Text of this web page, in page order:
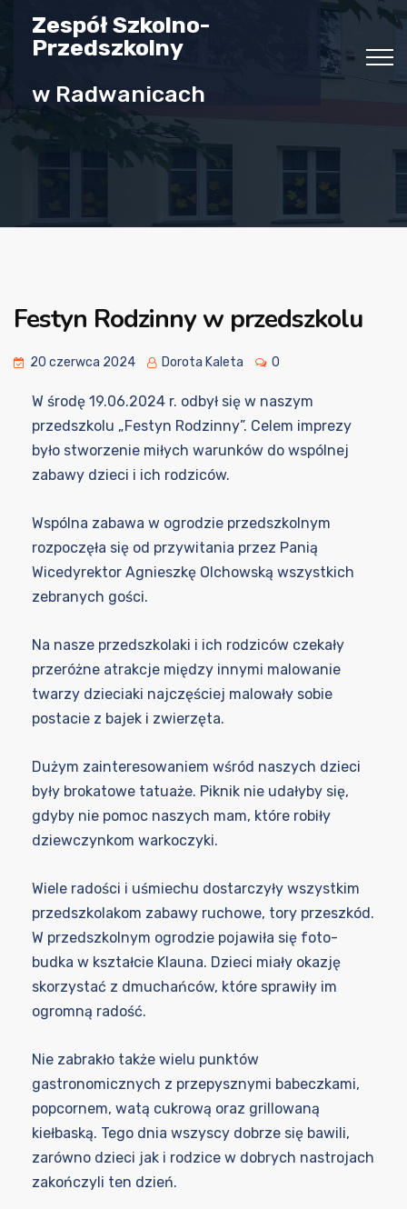
Zespół Szkolno-
Przedszkolny
w Radwanicach
Festyn Rodzinny w przedszkolu
20 czerwca 2024 Dorota Kaleta 0
W środę 19.06.2024 r. odbył się w naszym
przedszkolu „Festyn Rodzinny”. Celem imprezy
było stworzenie miłych warunków do wspólnej
zabawy dzieci i ich rodziców.
Wspólna zabawa w ogrodzie przedszkolnym
rozpoczęła się od przywitania przez Panią
Wicedyrektor Agnieszkę Olchowską wszystkich
zebranych gości.
Na nasze przedszkolaki i ich rodziców czekały
przeróżne atrakcje między innymi malowanie
twarzy dzieciaki najczęściej malowały sobie
postacie z bajek i zwierzęta.
Dużym zainteresowaniem wśród naszych dzieci
były brokatowe tatuaże. Piknik nie udałyby się,
gdyby nie pomoc naszych mam, które robiły
dziewczynkom warkoczyki.
Wiele radości i uśmiechu dostarczyły wszystkim
przedszkolakom zabawy ruchowe, tory przeszkód.
W przedszkolnym ogrodzie pojawiła się foto-
budka w kształcie Klauna. Dzieci miały okazję
skorzystać z dmuchańców, które sprawiły im
ogromną radość.
Nie zabrakło także wielu punktów
gastronomicznych z przepysznymi babeczkami,
popcornem, watą cukrową oraz grillowaną
kiełbaską. Tego dnia wszyscy dobrze się bawili,
zarówno dzieci jak i rodzice w dobrych nastrojach
zakończyli ten dzień.